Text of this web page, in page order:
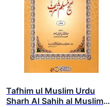
Tafhim ul Muslim Urdu
Sharh Al Sahih al Muslim